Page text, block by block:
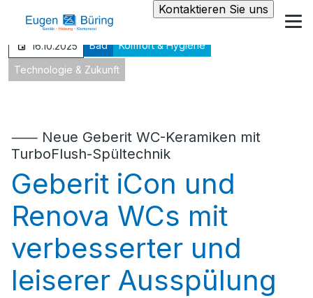
Kontaktieren Sie uns
16.10.2025 Bad Komfort & Hygiene
Technologie & Zukunft
⸺ Neue Geberit WC-Keramiken mit
TurboFlush-Spültechnik
Geberit iCon und
Renova WCs mit
verbesserter und
leiserer Ausspülung